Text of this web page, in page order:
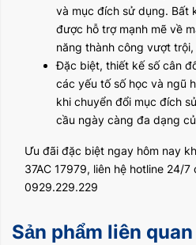
và mục đích sử dụng. Bất
được hỗ trợ mạnh mẽ về
năng thành công vượt
Đặc biệt, thiết kế số cân
các yếu tố số học và ngũ
khi chuyển đổi mục đích
cầu ngày càng đa dạng
Ưu đãi đặc biệt ngay hôm nay
37AC 17979, liên hệ hotline 24/
0929.229.229
Sản phẩm liên quan